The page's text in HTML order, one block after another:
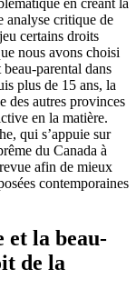
analyse critique de
certains droits
nous avons choisi
parental dans
plus de 15 ans, la
des autres provinces
en la matière.
qui s’appuie sur
du Canada à
afin de mieux
contemporaines
et la beau-
de la